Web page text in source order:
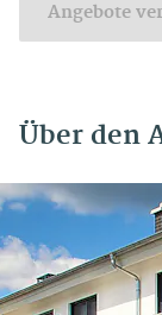
Angebote
Über den